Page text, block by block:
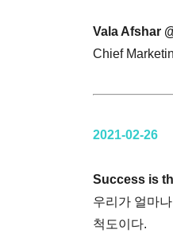
Vala Afshar
Chief
2021-02-26
Success is
우리가 얼마
척도이다.